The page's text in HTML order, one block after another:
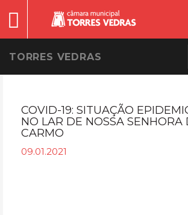
TORRES VEDRAS
COVID-19: SITUAÇÃO
NO LAR DE NOSSA SENHORA
CARMO
09.01.2021